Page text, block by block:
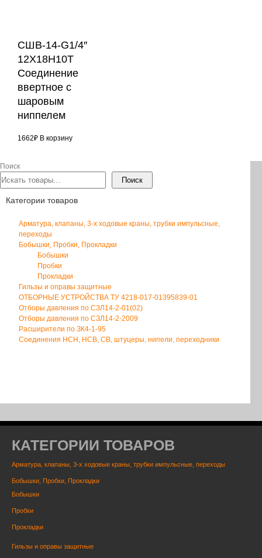
СШВ-14-G1/4″
12Х18Н10Т
Соединение
ввертное с
шаровым
ниппелем
1662₽ В корзину
Поиск
Поиск
Категории товаров
Арматура, клапаны, 3-х ходовые краны, трубки импульсные,
переходы
Бобышки, Пробки, Прокладки
Бобышки
Пробки
Прокладки
Гильзы и оправы защитные
ОТБОРНЫЕ УСТРОЙСТВА ТУ 4218-017-01395839-01
Отборы давления по СЗЛ14-2-01(02)
Отборы давления по СЗЛ14-2-2009
Расширители по ЗК4-1-95
Соединения НСН, НСВ, СВ, штуцеры, нипели, переходники
КАТЕГОРИИ ТОВАРОВ
Арматура, клапаны, 3-х ходовые краны, трубки импульсные, переходы
Бобышки, Пробки, Прокладки
Бобышки
Пробки
Прокладки
Гильзы и оправы защитные